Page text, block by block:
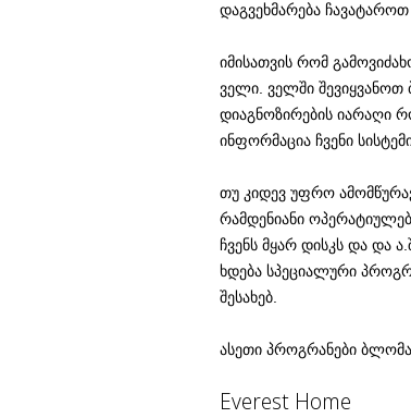
დაგვეხმარება ჩავატაროთ
იმისათვის რომ
ველი. ველში შევიყვანოთ
დიაგნოზირების იარაღი
ინფორმაცია ჩვენი
თუ კიდევ უფრო
რამდენიანი
ჩვენს მყარ დისკს და და
ხდება სპეციალური
შესახებ.
ასეთი პროგრანები
Everest Home